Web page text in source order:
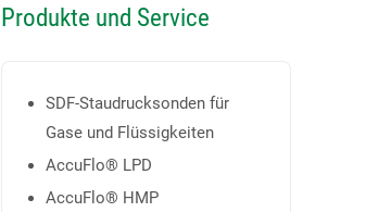
Produkte und Service
SDF-Staudrucksonden für
Gase und Flüssigkeiten
AccuFlo® LPD
AccuFlo® HMP